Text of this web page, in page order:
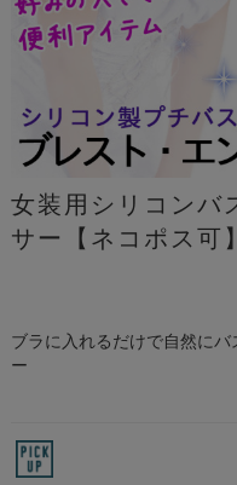
女装用シリコンバ
サー【ネコポス可】
ブラに入れるだけで自然に
ー